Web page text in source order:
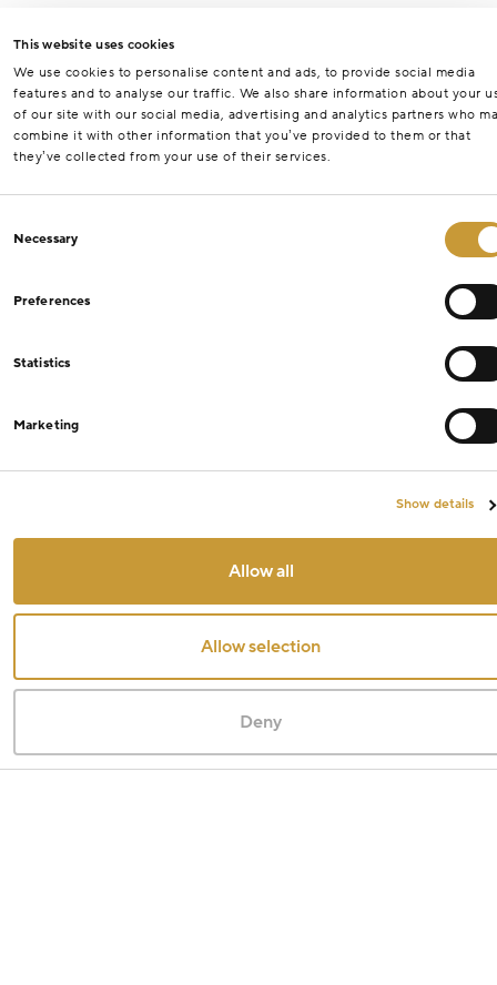
This website uses cookies
We use cookies to personalise content and ads, to provide social media
features and to analyse our traffic. We also share information about your
of our site with our social media, advertising and analytics partners who
combine it with other information that you’ve provided to them or that
they’ve collected from your use of their services.
Selection
Necessary
Preferences
Statistics
Marketing
Show details
Allow all
Allow selection
Deny